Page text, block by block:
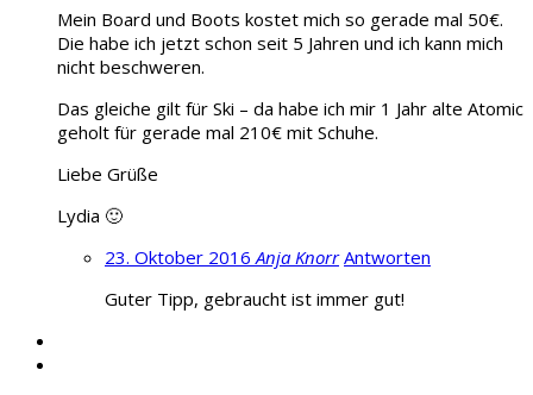
Mein Board und Boots kostet mich so gerade mal 50€.
Die habe ich jetzt schon seit 5 Jahren und ich kann mich
nicht beschweren.
Das gleiche gilt für Ski – da habe ich mir 1 Jahr alte Atomic
geholt für gerade mal 210€ mit Schuhe.
Liebe Grüße
Lydia 🙂
23. Oktober 2016Anja Knorr Antworten
Guter Tipp, gebraucht ist immer gut!